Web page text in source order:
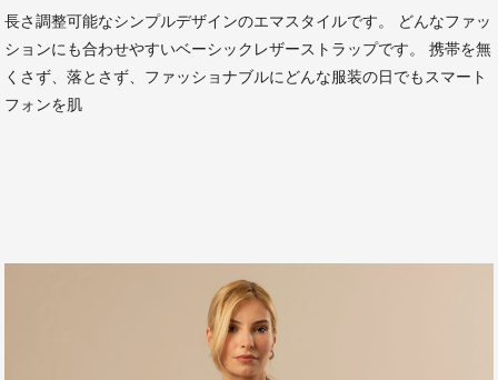
長さ調整可能なシンプルデザインのエマスタイルです。 どんなファッ
ションにも合わせやすいベーシックレザーストラップです。 携帯を無
くさず、落とさず、ファッショナブルにどんな服装の日でもスマート
フォンを肌